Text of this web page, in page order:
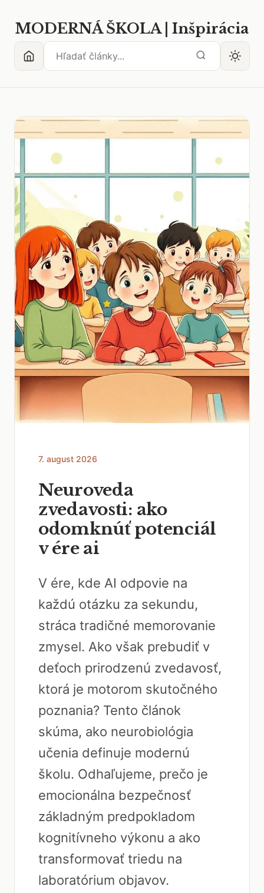
MODERNÁ ŠKOLA | Inšpirácia
7. august 2026
Neuroveda
zvedavosti: ako
odomknúť potenciál
v ére ai
V ére, kde AI odpovie na
každú otázku za sekundu,
stráca tradičné memorovanie
zmysel. Ako však prebudiť v
deťoch prirodzenú zvedavosť,
ktorá je motorom skutočného
poznania? Tento článok
skúma, ako neurobiológia
učenia definuje modernú
školu. Odhaľujeme, prečo je
emocionálna bezpečnosť
základným predpokladom
kognitívneho výkonu a ako
transformovať triedu na
laboratórium objavov.